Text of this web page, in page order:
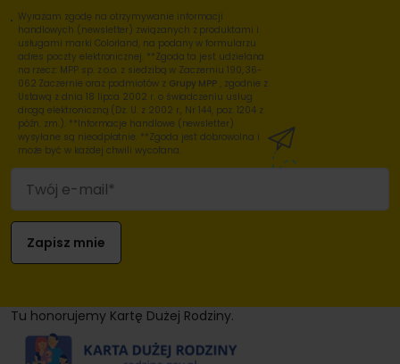
Wyrażam zgodę na otrzymywanie informacji
handlowych (newsletter) związanych z produktami i
usługami marki Colorland, na podany w formularzu
adres poczty elektronicznej. **Zgoda ta jest udzielana
na rzecz: MPP sp. z o.o. z siedzibą w Zaczerniu 190, 36-
062 Zaczernie oraz podmiotów z Grupy MPP , zgodnie z
Ustawą z dnia 18 lipca 2002 r. o świadczeniu usług
drogą elektroniczną (Dz. U. z 2002 r., Nr 144, poz. 1204 z
późn. zm.). **Informacje handlowe (newsletter)
wysyłane są nieodpłatnie. **Zgoda jest dobrowolna i
może być w każdej chwili wycofana.
Tu honorujemy Kartę Dużej Rodziny.